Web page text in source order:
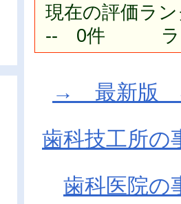
現在の評価
-- 0件 ラ
→ 最新版
歯科技工所の
歯科医院の